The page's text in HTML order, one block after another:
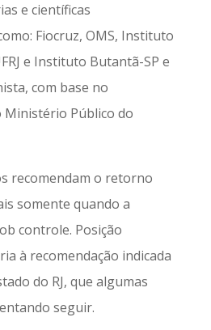
e científicas
Fiocruz, OMS, Instituto
e Instituto Butantã-SP e
com base no
Público do
recomendam o retorno
somente quando a
controle. Posição
à recomendação indicada
do RJ, que algumas
seguir.